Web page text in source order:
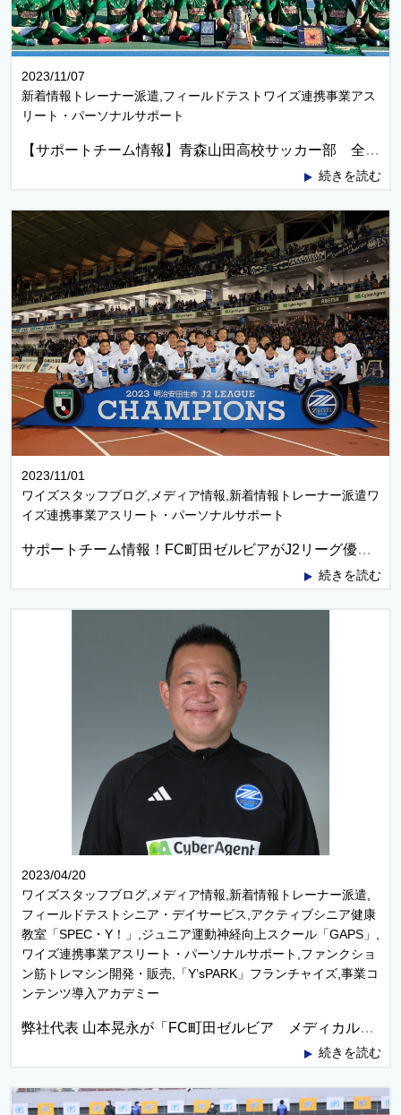
2023/11/07
新着情報トレーナー派遣,フィールドテストワイズ連携事業アス
リート・パーソナルサポート
【サポートチーム情報】青森山田高校サッカー部 全国大会出場決定！
続きを読む
2023/11/01
ワイズスタッフブログ,メディア情報,新着情報トレーナー派遣ワ
イズ連携事業アスリート・パーソナルサポート
サポートチーム情報！FC町田ゼルビアがJ2リーグ優勝！来シーズンからのJ1リーグ昇格を決めました！
続きを読む
2023/04/20
ワイズスタッフブログ,メディア情報,新着情報トレーナー派遣,
フィールドテストシニア・デイサービス,アクティブシニア健康
教室「SPEC・Y！」,ジュニア運動神経向上スクール「GAPS」,
ワイズ連携事業アスリート・パーソナルサポート,ファンクショ
ン筋トレマシン開発・販売,「Y’sPARK」フランチャイズ,事業コ
ンテンツ導入アカデミー
弊社代表 山本晃永が「FC町田ゼルビア メディカルアドバイザー」に就任いたしました！
続きを読む